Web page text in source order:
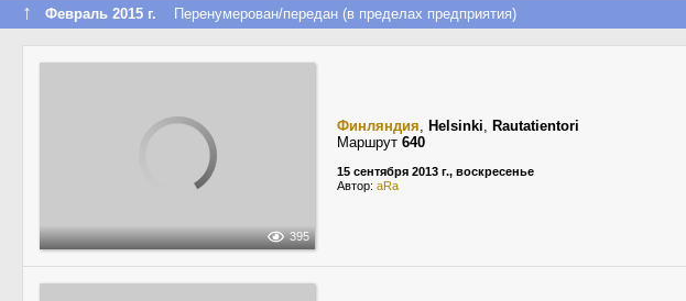
↑ Февраль 2015 г. Перенумерован/передан (в пределах предприятия)
395
Финляндия, Helsinki, Rautatientori
Маршрут 640
15 сентября 2013 г., воскресенье
Автор: aRa